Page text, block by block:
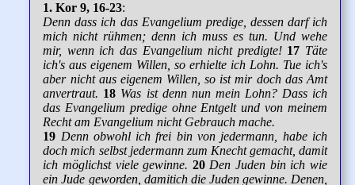
1. Kor 9, 16-23:
Denn dass ich das Evangelium predige, dessen darf ich
mich nicht rühmen; denn ich muss es tun. Und wehe
mir, wenn ich das Evangelium nicht predigte! 17 Täte
ich's aus eigenem Willen, so erhielte ich Lohn. Tue ich's
aber nicht aus eigenem Willen, so ist mir doch das Amt
anvertraut. 18 Was ist denn nun mein Lohn? Dass ich
das Evangelium predige ohne Entgelt und von meinem
Recht am Evangelium nicht Gebrauch mache.
19 Denn obwohl ich frei bin von jedermann, habe ich
doch mich selbst jedermann zum Knecht gemacht, damit
ich möglichst viele gewinne. 20 Den Juden bin ich wie
ein Jude geworden, damitich die Juden gewinne. Denen,